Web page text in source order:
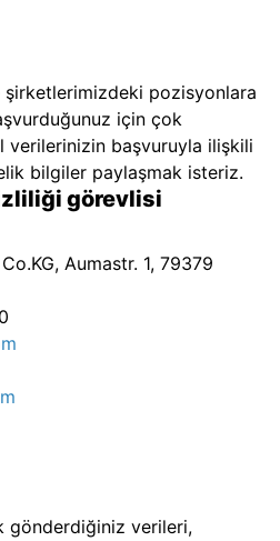
pozisyonlara
için çok
verilerinizin başvuruyla ilişkili
bilgiler paylaşmak isteriz.
görevlisi
Aumastr. 1, 79379
gönderdiğiniz verileri,